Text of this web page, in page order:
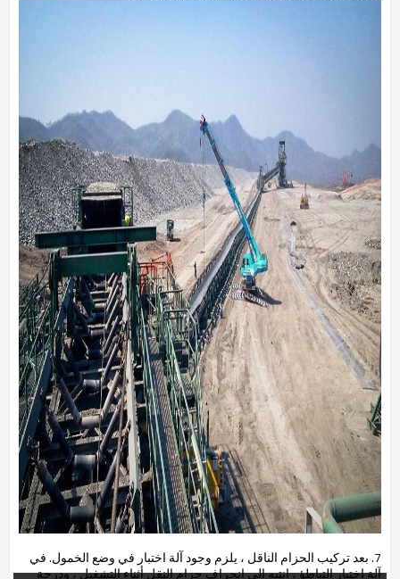
7. بعد تركيب الحزام الناقل ، يلزم وجود آلة اختبار في وضع الخمول. في
آلة اختبار التباطؤ ، انتبه إلى انحراف حزام النقل أثناء التشغيل ، ودرجة